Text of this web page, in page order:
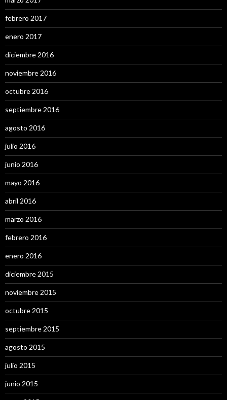
febrero 2017
enero 2017
diciembre 2016
noviembre 2016
octubre 2016
septiembre 2016
agosto 2016
julio 2016
junio 2016
mayo 2016
abril 2016
marzo 2016
febrero 2016
enero 2016
diciembre 2015
noviembre 2015
octubre 2015
septiembre 2015
agosto 2015
julio 2015
junio 2015